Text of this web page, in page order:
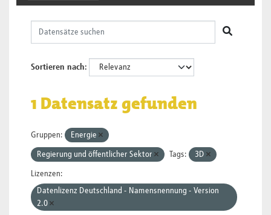
Sortieren nach
1 Datensatz gefunden
Gruppen: Energie
Regierung und öffentlicher Sektor Tags: 3D
Lizenzen:
Datenlizenz Deutschland - Namensnennung - Version
2.0